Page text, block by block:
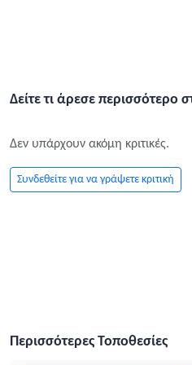
οικονομίας και στην
διαφόρων προγραμμάτων
τουρισμός για όλους, η
σε έναν ιδιαίτερα
μια ευχάριστη διαμονή. Τα
Δείτε τι άρεσε περισσότερο
Δεν υπάρχουν ακόμη κριτικές.
Συνδεθείτε για να γράψετε κριτική
Περισσότερες Τοποθεσίες